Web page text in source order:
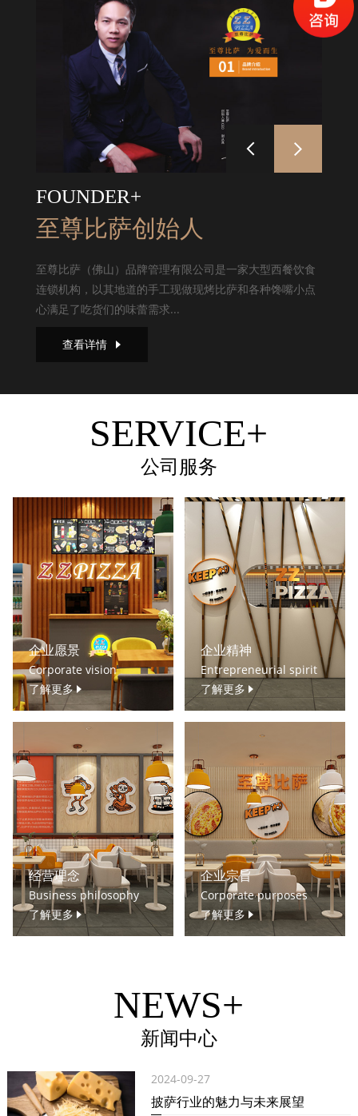
FOUNDER+
至尊比萨创始人
至尊比萨（佛山）品牌管理有限公司是一家大型西餐饮食
连锁机构，以其地道的手工现做现烤比萨和各种馋嘴小点
心满足了吃货们的味蕾需求...
查看详情
SERVICE+
公司服务
企业愿景
Corporate vision
了解更多
企业精神
Entrepreneurial spirit
了解更多
经营理念
Business philosophy
了解更多
企业宗旨
Corporate purposes
了解更多
NEWS+
新闻中心
2024-09-27
披萨行业的魅力与未来展望